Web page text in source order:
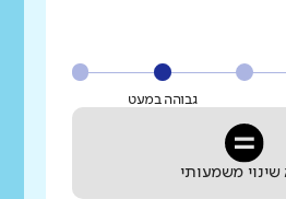
גבוהה במעט
שינוי משמעותי